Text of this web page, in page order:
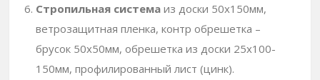
Стропильная система из доски 50х150мм,
ветрозащитная пленка, контр обрешетка –
брусок 50х50мм, обрешетка из доски 25х100-
150мм, профилированный лист (цинк).